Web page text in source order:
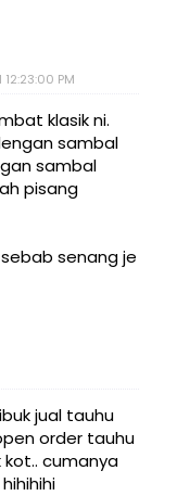
PM
klasik ni.
sambal
sambal
pisang
senang je
jual tauhu
order tauhu
cumanya